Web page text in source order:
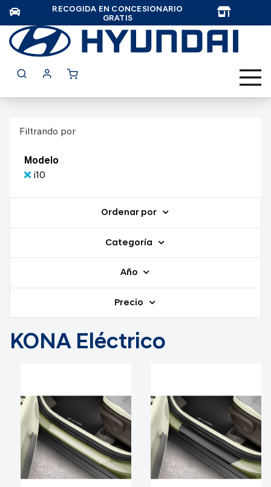
RECOGIDA EN CONCESIONARIO
GRATIS
Filtrando por
Modelo
i10
Ordenar por
Categoría
Año
Precio
KONA Eléctrico